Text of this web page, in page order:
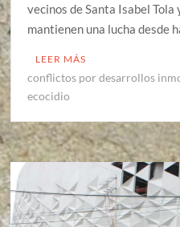
vecinos de Santa Isabel Tola
mantienen una lucha desde
LEER MÁS
conflictos por desarrollos
ecocidio